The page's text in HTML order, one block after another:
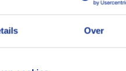
Over
op dit gebied leveren wij
nette prijs. We doen